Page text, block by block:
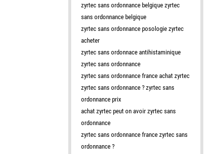
zyrtec sans ordonnance belgique zyrtec
sans ordonnance belgique
zyrtec sans ordonnance posologie zyrtec
acheter
zyrtec sans ordonnace antihistaminique
zyrtec sans ordonnance
zyrtec sans ordonnance france achat zyrtec
zyrtec sans ordonnance ? zyrtec sans
ordonnance prix
achat zyrtec peut on avoir zyrtec sans
ordonnance
zyrtec sans ordonnance france zyrtec sans
ordonnance ?